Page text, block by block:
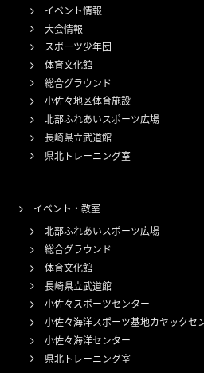
イベント情報
大会情報
スポーツ少年団
体育文化館
総合グラウンド
小佐々地区体育施設
北部ふれあいスポーツ広場
長崎県立武道館
県北トレーニング室
イベント・教室
北部ふれあいスポーツ広場
総合グラウンド
体育文化館
長崎県立武道館
小佐々スポーツセンター
小佐々海洋スポーツ基地カヤックセ
小佐々海洋センター
県北トレーニング室